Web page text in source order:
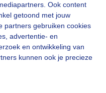
Ook content
getoond met jouw
partners gebruiken cookies
advertentie- en
en ontwikkeling van
kunnen ook je precieze